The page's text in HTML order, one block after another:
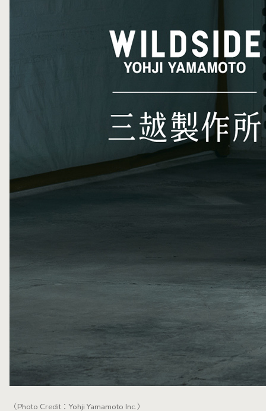
（Photo Credit：Yohji Yamamoto Inc.）